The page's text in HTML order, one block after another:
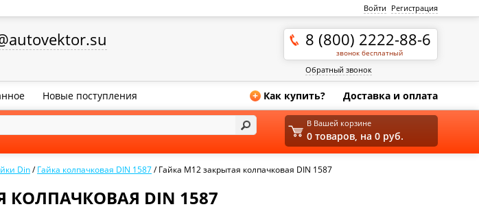
Войти Регистрация
8 (800) 2222-88-6
звонок бесплатный
Обратный звонок
Новые поступления + Как купить? Доставка и оплата
Din/Гайка колпачковая DIN 1587/Гайка М12 закрытая колпачковая DIN 1587
КОЛПАЧКОВАЯ DIN 1587
В Вашей корзине
0 товаров, на 0 руб.